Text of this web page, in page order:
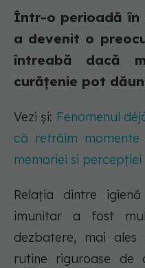
Într-o perioadă în
a devenit o
întreabă dacă
curățenie pot
Vezi și: Fenomenul
că retrăim
memoriei si percepției
Relația dintre
imunitar a fost
dezbatere, mai
rutine riguroase